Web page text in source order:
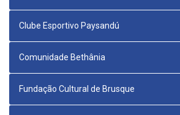
Clube Esportivo Paysandú
Comunidade Bethânia
Fundação Cultural de Brusque